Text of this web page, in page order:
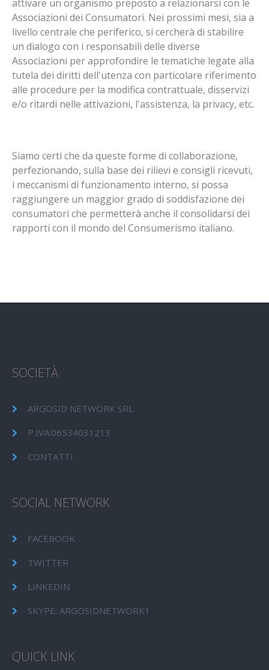
attivare un organismo preposto a relazionarsi con le
Associazioni dei Consumatori. Nei prossimi mesi, sia a
livello centrale che periferico, si cercherà di stabilire
un dialogo con i responsabili delle diverse
Associazioni per approfondire le tematiche legate alla
tutela dei diritti dell'utenza con particolare riferimento
alle procedure per la modifica contrattuale, disservizi
e/o ritardi nelle attivazioni, l'assistenza, la privacy, etc.
Siamo certi che da queste forme di collaborazione,
perfezionando, sulla base dei rilievi e consigli ricevuti,
i meccanismi di funzionamento interno, si possa
raggiungere un maggior grado di soddisfazione dei
consumatori che permetterà anche il consolidarsi dei
rapporti con il mondo del Consumerismo italiano.
SOCIETÀ
ARGOSID NETWORK SRL
P.IVA:06534031213
CONTATTI
SOCIAL NETWORK
FACEBOOK
TWITTER
LINKEDIN
SKYPE: ARGOSIDNETWORK1
QUICK LINK